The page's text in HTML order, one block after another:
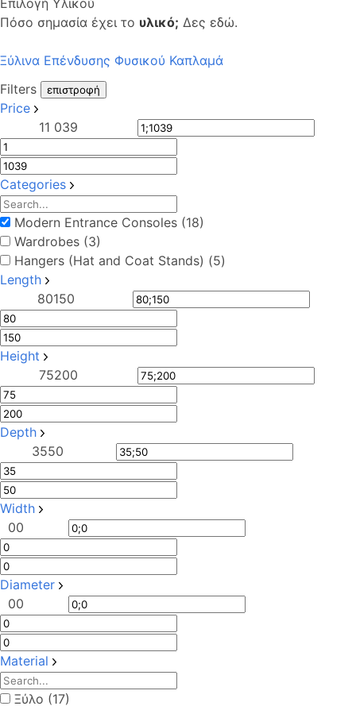
Πόσο σημασία έχει το υλικό; Δες εδώ.
Ξύλινα Επένδυσης Φυσικού Καπλαμά
Filters
επιστροφή
Price
11 039
Categories
Modern Entrance Consoles (18)
Wardrobes (3)
Hangers (Hat and Coat Stands) (5)
Length
80150
Height
75200
Depth
3550
Width
00
Diameter
00
Material
Ξύλο (17)